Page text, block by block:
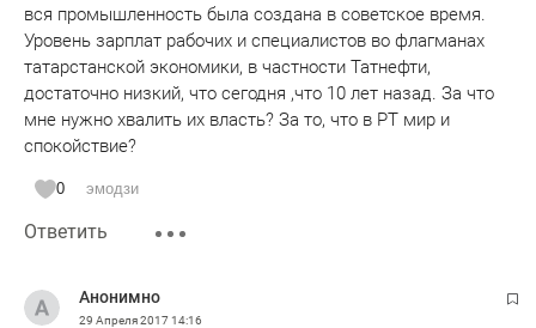
вся промышленность была создана в советское время.
Уровень зарплат рабочих и специалистов во флагманах
татарстанской экономики, в частности Татнефти,
достаточно низкий, что сегодня ,что 10 лет назад. За что
мне нужно хвалить их власть? За то, что в РТ мир и
спокойствие?
0 эмодзи
Ответить
Анонимно
29 Апреля 201714:16